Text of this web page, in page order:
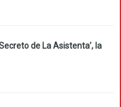
de La Asistenta’, la